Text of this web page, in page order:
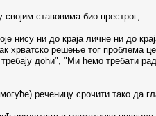
ставовима био престрог;
нису ни до краја личне ни до
решење тог проблема
доћи", "Ми ћемо требати
реченицу срочити тако да